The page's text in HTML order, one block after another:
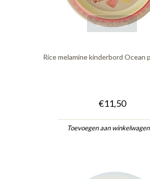
quickshop
Rice melamine kinderbord Ocean
€11,50
Toevoegen aan winkelwagen